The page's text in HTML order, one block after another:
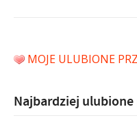
MOJE ULUBIONE
Najbardziej